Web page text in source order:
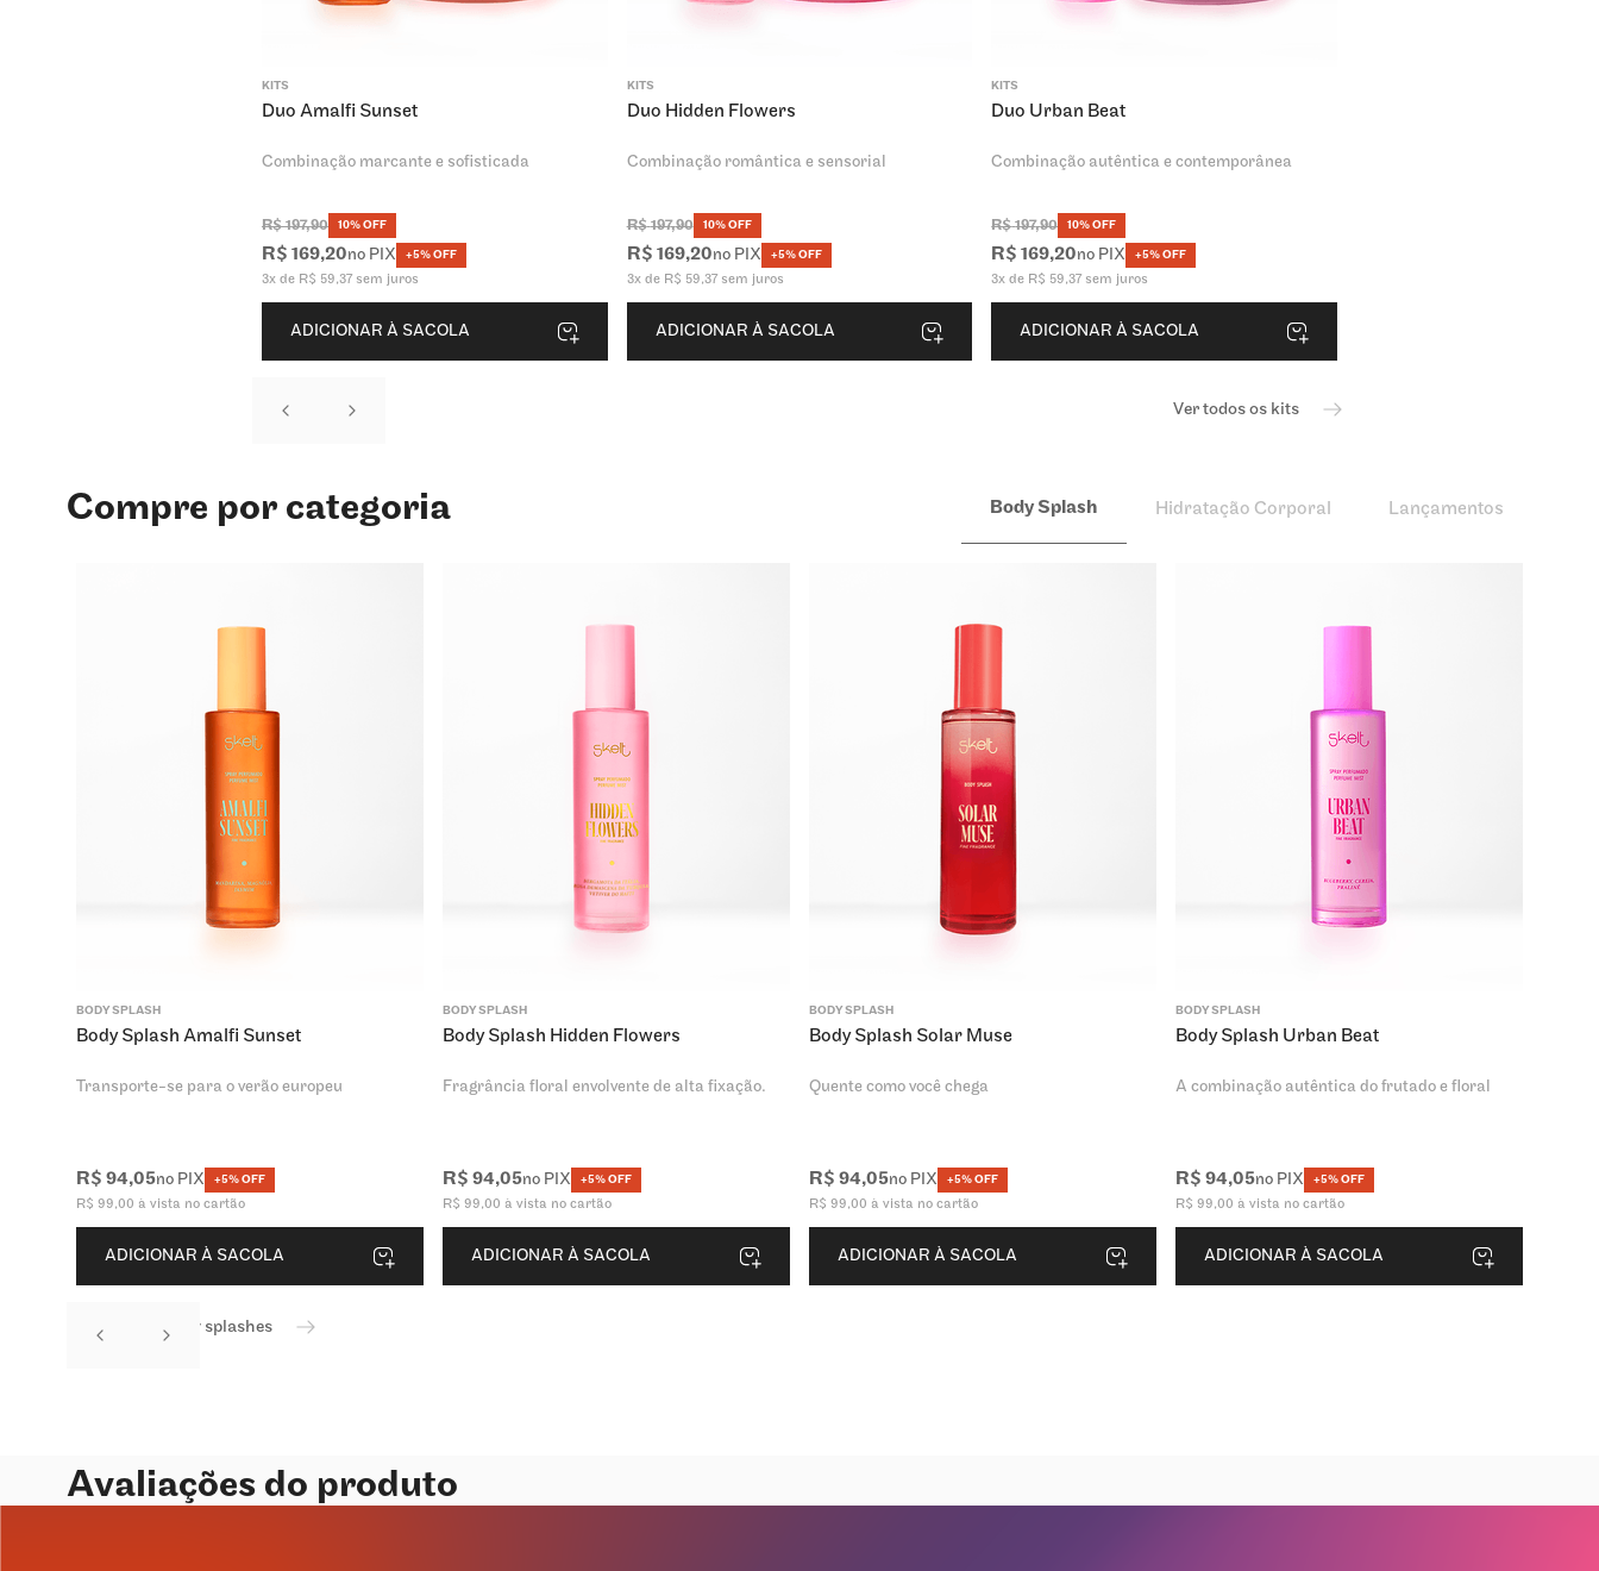
Ver todos os kits
KITS
Duo Amalfi Sunset
Combinação marcante e sofisticada
R$ 197,90 10% OFF
R$ 169,20no PIX +5% OFF
3x de R$ 59,37sem juros
ADICIONAR À SACOLA
KITS
Duo Hidden Flowers
Combinação romântica e sensorial
R$ 197,90 10% OFF
R$ 169,20no PIX +5% OFF
3x de R$ 59,37sem juros
ADICIONAR À SACOLA
KITS
Duo Urban Beat
Combinação autêntica e contemporânea
R$ 197,90 10% OFF
R$ 169,20no PIX +5% OFF
3x de R$ 59,37 sem juros
ADICIONAR À SACOLA
Compre por categoria Body Splash Hidratação Corporal Lançamentos
BODY SPLASH
Body Splash Amalfi Sunset
Transporte-se para o verão europeu
R$ 94,05no PIX +5% OFF
R$ 99,00 à vista no cartão
ADICIONAR À SACOLA
BODY SPLASH
Body Splash Hidden Flowers
Fragrância floral envolvente de alta fixação.
R$ 94,05no PIX +5% OFF
R$ 99,00 à vista no cartão
ADICIONAR À SACOLA
BODY SPLASH
Body Splash Solar Muse
Quente como você chega
R$ 94,05no PIX +5% OFF
R$ 99,00 à vista no cartão
ADICIONAR À SACOLA
BODY SPLASH
Body Splash Urban Beat
A combinação autêntica do frutado e floral
R$ 94,05no PIX +5% OFF
R$ 99,00 à vista no cartão
ADICIONAR À SACOLA
Ver todos os body splashes
Avaliações do produto